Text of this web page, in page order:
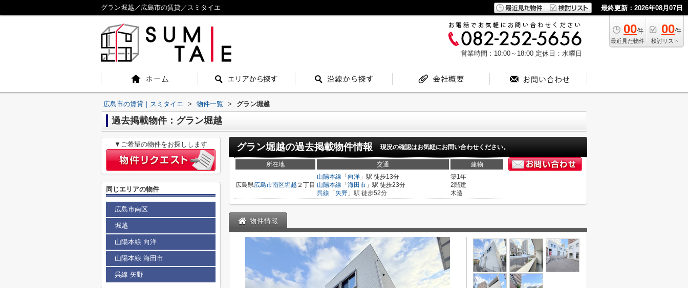
グラン堀越／広島市の賃貸／スミタイエ 最終更新：2026年08月07日
00件
最近見た物件
00件
検討リスト
営業時間：10:00～18:00 定休日：水曜日
広島市の賃貸｜スミタイエ > 物件一覧 > グラン堀越
過去掲載物件：グラン堀越
グラン堀越の過去掲載物件情報 現況の確認はお気軽にお問い合わせください。
所在地 交通 建物
広島県広島市南区堀越 ２丁目
山陽本線 「 向洋 」駅 徒歩13分
山陽本線 「 海田市 」駅 徒歩23分
呉線 「 矢野 」駅 徒歩52分
築1年
2階建
木造
物件情報
▼ご希望の物件をお探しします
同じエリアの物件
広島市南区
堀越
山陽本線 向洋
山陽本線 海田市
呉線 矢野